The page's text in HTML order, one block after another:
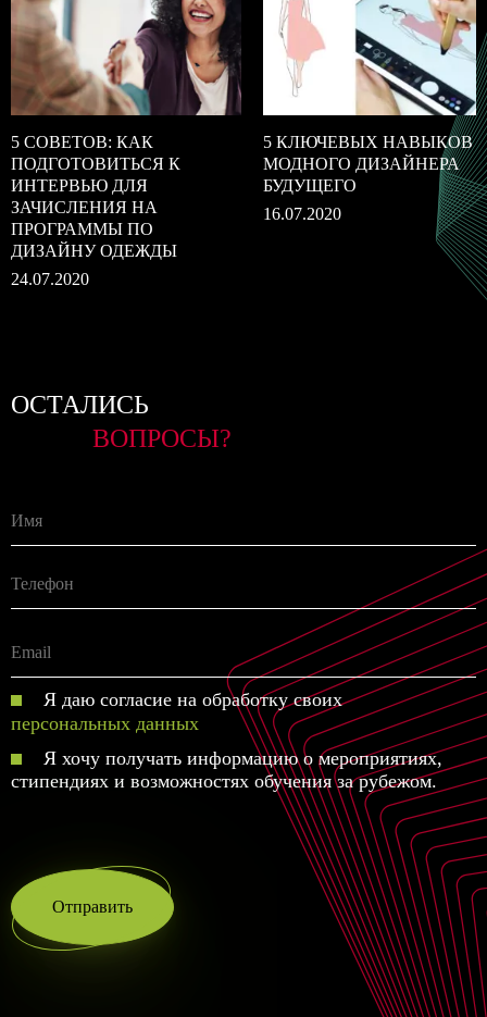
5 СОВЕТОВ: КАК
ПОДГОТОВИТЬСЯ К
ИНТЕРВЬЮ ДЛЯ
ЗАЧИСЛЕНИЯ НА
ПРОГРАММЫ ПО
ДИЗАЙНУ ОДЕЖДЫ
24.07.2020
5 КЛЮЧЕВЫХ НАВЫКОВ
МОДНОГО ДИЗАЙНЕРА
БУДУЩЕГО
16.07.2020
ОСТАЛИСЬ
ВОПРОСЫ?
Я даю согласие на обработку своих
персональных данных
Я хочу получать информацию о мероприятиях,
стипендиях и возможностях обучения за рубежом.
Отправить